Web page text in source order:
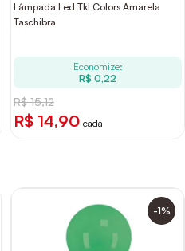
Lâmpada Led Tkl Colors Amarela
Taschibra
Economize:
R$ 0,22
R$ 15,12
R$ 14,90 cada
-1%